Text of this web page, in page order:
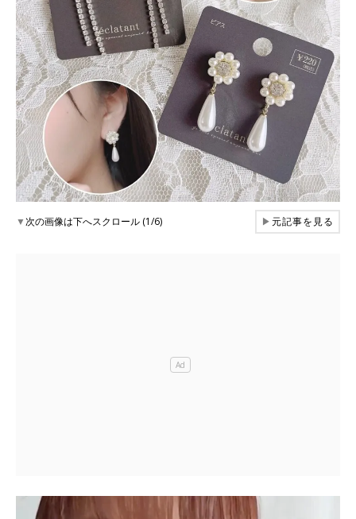
▼次の画像は下へスクロール (1/6) ▶元記事を見る